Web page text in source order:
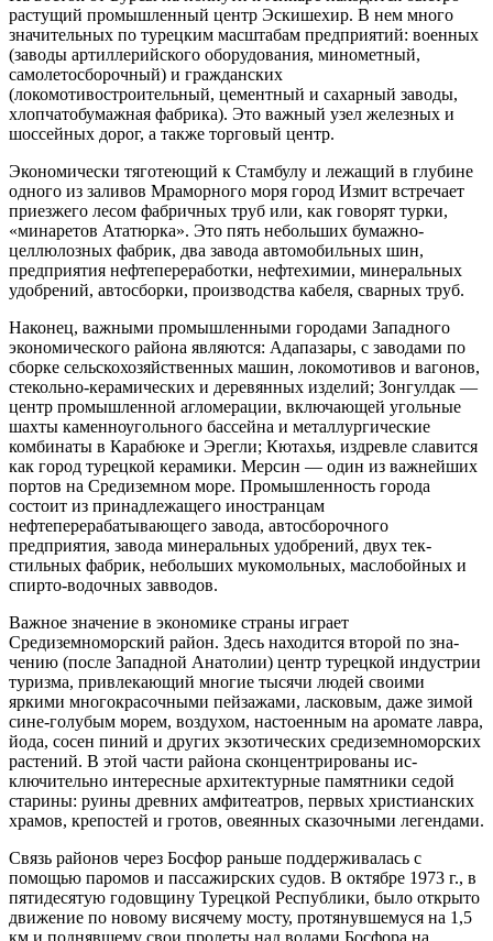
растущий про­мышленный центр Эскишехир. В нем много
значительных по турецким масштабам предприятий: военных
(заво­ды артиллерийского оборудования, ми­нометный,
самолетосборочный) и гра­жданских
(локомотивостроительный, це­ментный и сахарный заводы,
хлопчатобу­мажная фабрика). Это важный узел железных и
шоссейных дорог, а также торговый центр.
Экономически тяготеющий к Стамбулу и лежащий в глубине
одного из заливов Мраморного моря город Измит встречает
приезжего лесом фа­бричных труб или, как говорят турки,
«минаретов Ататюрка». Это пять неболь­ших бумажно-
целлюлозных фабрик, два завода автомобильных шин,
предприятия нефтепереработки, нефтехимии, мине­ральных
удобрений, автосборки, произ­водства кабеля, сварных труб.
Наконец, важными промышленными городами Западного
экономического района являются: Адапазары, с заводами по
сборке сельскохо­зяйственных машин, локомотивов и ваго­нов,
стекольно-керамических и деревян­ных изделий; Зонгулдак —
центр промышленной агломера­ции, включающей угольные
шахты ка­менноугольного бассейна и металлурги­ческие
комбинаты в Карабюке и Эрегли; Кютахья, издревле сла­вится
как город турецкой керамики. Мерсин — один из важнейших
портов на Средизем­ном море. Промышленность города
состоит из принадлежащего ино­странцам
нефтеперерабатывающего завода, автосборочного
предприятия, заво­да минеральных удобрений, двух тек­
стильных фабрик, небольших мукомоль­ных, маслобойных и
спирто-водочных за­вводов.
Важное значение в экономике страны играет
Средиземноморский район. Здесь находится второй по зна­
чению (после Западной Анатолии) центр турецкой индустрии
туризма, привлека­ющий многие тысячи людей своими
яркими многокрасочными пейзажами, ла­сковым, даже зимой
сине-голубым мо­рем, воздухом, настоенным на аромате лавра,
йода, сосен пиний и других экзоти­ческих средиземноморских
растений. В этой части района сконцентрированы ис­
ключительно интересные архитектурные памятники седой
старины: руины древних амфитеатров, первых христианских
хра­мов, крепостей и гротов, овеянных ска­зочными легендами.
Связь районов через Босфор раньше поддерживалась с
помощью паромов и пассажирских судов. В октябре 1973 г., в
пятидесятую годовщину Турецкой Респу­блики, было открыто
движение по новому висячему мосту, протянувшемуся на 1,5
км и поднявшему свои пролеты над водами Босфора на